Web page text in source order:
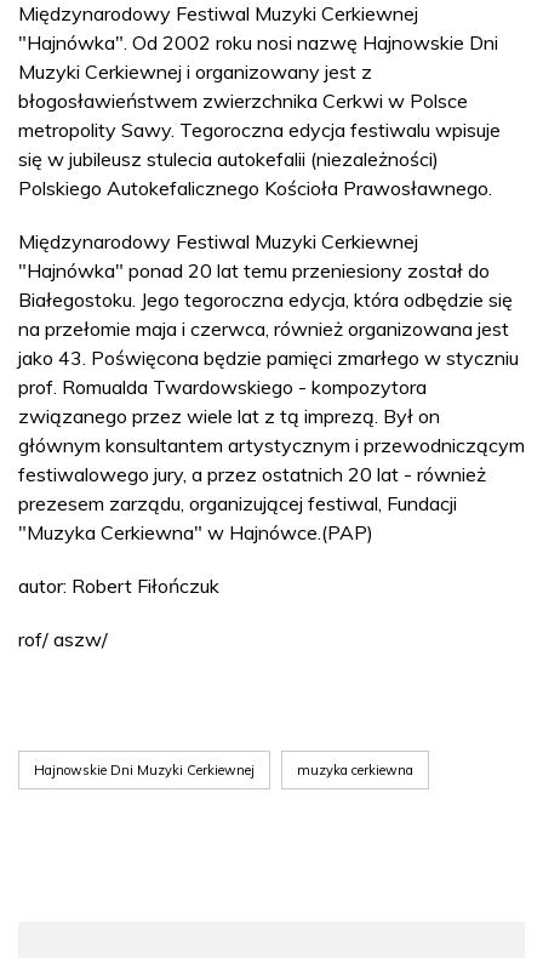
Międzynarodowy Festiwal Muzyki Cerkiewnej
"Hajnówka". Od 2002 roku nosi nazwę Hajnowskie Dni
Muzyki Cerkiewnej i organizowany jest z
błogosławieństwem zwierzchnika Cerkwi w Polsce
metropolity Sawy. Tegoroczna edycja festiwalu wpisuje
się w jubileusz stulecia autokefalii (niezależności)
Polskiego Autokefalicznego Kościoła Prawosławnego.
Międzynarodowy Festiwal Muzyki Cerkiewnej
"Hajnówka" ponad 20 lat temu przeniesiony został do
Białegostoku. Jego tegoroczna edycja, która odbędzie się
na przełomie maja i czerwca, również organizowana jest
jako 43. Poświęcona będzie pamięci zmarłego w styczniu
prof. Romualda Twardowskiego - kompozytora
związanego przez wiele lat z tą imprezą. Był on
głównym konsultantem artystycznym i przewodniczącym
festiwalowego jury, a przez ostatnich 20 lat - również
prezesem zarządu, organizującej festiwal, Fundacji
"Muzyka Cerkiewna" w Hajnówce.(PAP)
autor: Robert Fiłończuk
rof/ aszw/
Hajnowskie Dni Muzyki Cerkiewnej muzyka cerkiewna